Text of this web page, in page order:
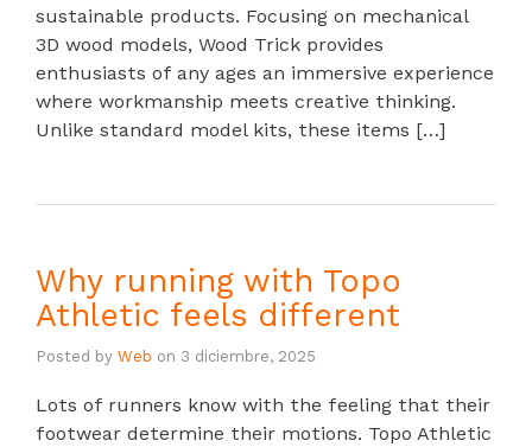
sustainable products. Focusing on mechanical
3D wood models, Wood Trick provides
enthusiasts of any ages an immersive experience
where workmanship meets creative thinking.
Unlike standard model kits, these items […]
Why running with Topo
Athletic feels different
Posted by Web on 3 diciembre, 2025
Lots of runners know with the feeling that their
footwear determine their motions. Topo Athletic